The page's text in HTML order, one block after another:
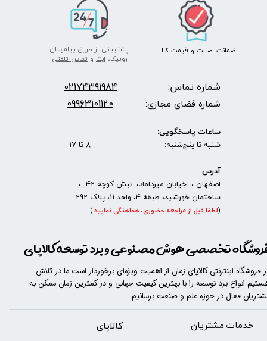
پشتیبانی از طریق پیامرسان
روبیکا،ایتا وتماس تلفنی
ضمانت اصالت و قیمت​​​​​​​ کالا ​​​​​​​
خدمات مشتریان ​​کالاپای
تخصصی هوش مصنوعی و برد توسعه کالاپای
فروشگاه اینترنتی کالاپای زمان از اهمیت ویژه‌ای برخوردار است ما در تلاش
انواع برد توسعه را با​​​ بهترین کیفیت جهانی و در کمترین زمان ممکن به
فعال در حوزه علم و صنعت برسانیم...
شماره تماس: 02174391984
شماره فضای مجازی: 09963101120
ساعات پاسخگویی:
شنبه تا پنج‌شنبه: 8 تا 17
آدرس:
اصفهان ، خیابان میرداماد، نبش کوچه 42 ،
ساختمان خورشید، طبقه 4، واحد 11، پلاک 292
(لطفا قبل از مراجعه حضوری، هماهنگی نمایید.
)